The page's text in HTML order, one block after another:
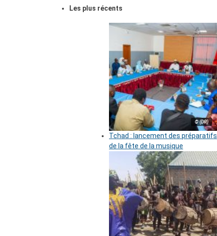
Les plus récents
© (DR)
Tchad : lancement des préparatifs
de la fête de la musique